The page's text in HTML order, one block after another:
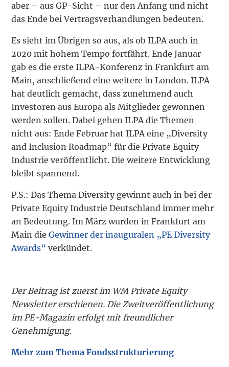
aber – aus GP-Sicht – nur den Anfang und nicht
das Ende bei Vertragsverhandlungen bedeuten.
Es sieht im Übrigen so aus, als ob ILPA auch in
2020 mit hohem Tempo fortfährt. Ende Januar
gab es die erste ILPA-Konferenz in Frankfurt am
Main, anschließend eine weitere in London. ILPA
hat deutlich gemacht, dass zunehmend auch
Investoren aus Europa als Mitglieder gewonnen
werden sollen. Dabei gehen ILPA die Themen
nicht aus: Ende Februar hat ILPA eine „Diversity
and Inclusion Roadmap“ für die Private Equity
Industrie veröffentlicht. Die weitere Entwicklung
bleibt spannend.
P.S.: Das Thema Diversity gewinnt auch in bei der
Private Equity Industrie Deutschland immer mehr
an Bedeutung. Im März wurden in Frankfurt am
Main dieGewinner der inauguralen „PE Diversity
Awards“ verkündet.
Der Beitrag ist zuerst im WM Private Equity
Newsletter erschienen. Die Zweitveröffentlichung
im PE-Magazin erfolgt mit freundlicher
Genehmigung.
Mehr zum Thema Fondsstrukturierung